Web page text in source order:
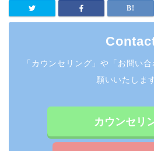
「カウンセリング」や「お問い
願いいたしま
カウンセリ